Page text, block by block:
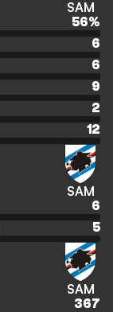
SAM
56%
6
6
9
2
12
SAM
6
5
SAM
367